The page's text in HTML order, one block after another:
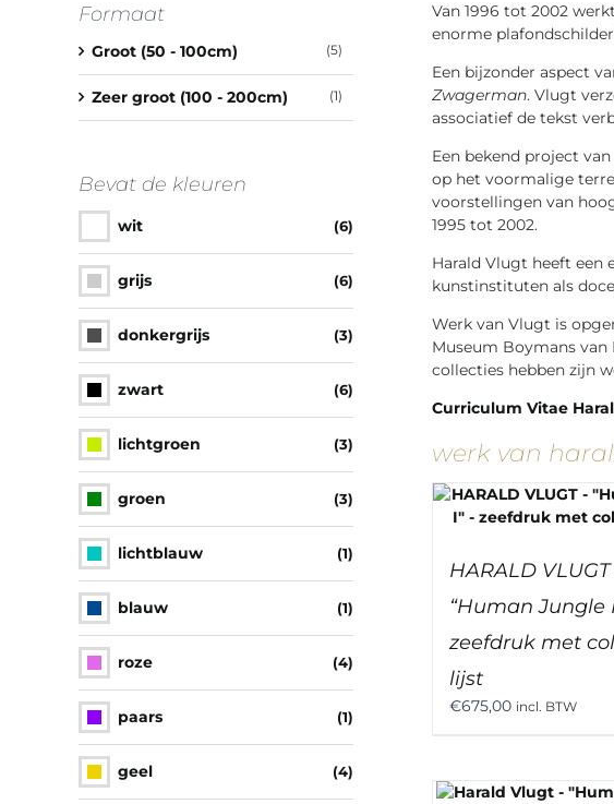
Van 1996 tot 2002
enorme
Een bijzonder aspect
Zwagerman. Vlugt
associatief de tekst
Een bekend project
op het voormalige
voorstellingen van
1995 tot 2002.
Harald Vlugt heeft
kunstinstituten als
Werk van Vlugt is
Museum Boymans
collecties hebben zijn
Curriculum Vitae
werk van
HARALD VLUGT
“Human Jungle
zeefdruk met
lijst
€675,00 incl. BTW
Formaat
Groot (50 - 100cm) (5)
Zeer groot (100 - 200cm) (1)
Bevat de kleuren
wit (6)
grijs (6)
donkergrijs (3)
zwart (6)
lichtgroen (3)
groen (3)
lichtblauw (1)
blauw (1)
roze (4)
paars (1)
geel (4)